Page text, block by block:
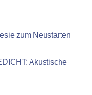
zum Neustarten
Akustische